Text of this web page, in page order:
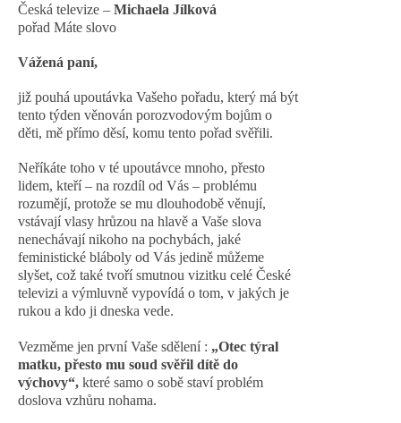
Česká televize – Michaela Jílková
pořad Máte slovo
Vážená paní,
již pouhá upoutávka Vašeho pořadu, který má být
tento týden věnován porozvodovým bojům o
děti, mě přímo děsí, komu tento pořad svěřili.
Neříkáte toho v té upoutávce mnoho, přesto
lidem, kteří – na rozdíl od Vás – problému
rozumějí, protože se mu dlouhodobě věnují,
vstávají vlasy hrůzou na hlavě a Vaše slova
nenechávají nikoho na pochybách, jaké
feministické bláboly od Vás jedině můžeme
slyšet, což také tvoří smutnou vizitku celé České
televizi a výmluvně vypovídá o tom, v jakých je
rukou a kdo ji dneska vede.
Vezměme jen první Vaše sdělení : „Otec týral
matku, přesto mu soud svěřil dítě do
výchovy“, které samo o sobě staví problém
doslova vzhůru nohama.